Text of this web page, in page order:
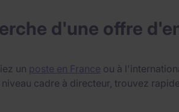
d'une offre
un poste en France ou à
cadre à directeur, trouvez